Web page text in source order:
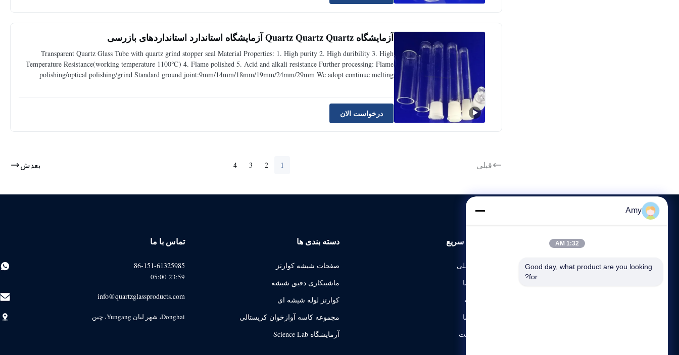
آزمایشگاه Quartz Quartz Quartz آزمایشگاه استاندارد استانداردهای بازرسی
Transparent Quartz Glass Tube with quartz grind stopper seal Material Properties: 1. High purity 2. High duribility 3. High
Temperature Resistance(working temperature 1100℃) 4. Flame polished 5. Acid and alkali resistance Further processing: Flame
polishing/optical polishing/grind Standard ground joint:9mm/14mm/18mm/19mm/24mm/29mm We adopt continue melting
درخواست الان
قبلی 1
2
3
4 بعدش
پیوندهای سریع
صفحه اصلی
در مورد ما
محصولات
تماس با ما
نقشه سایت
دسته بندی ها
صفحات شیشه کوارتز
ماشینکاری دقیق شیشه
کوارتز لوله شیشه ای
مجموعه کاسه آوازخوان کریستالی
آزمایشگاه Science Lab
تماس با ما
86-151-61325985
05:00-23:59
info@quartzglassproducts.com
Donghai، شهر لیان Yungang، چین
Amy
1:32 AM
Good day, what product are you looking
for?